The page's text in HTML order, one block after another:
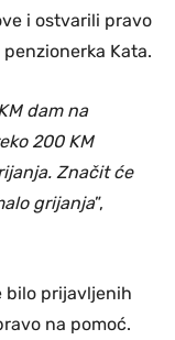
i ostvarili pravo
Kata.
dam na
200 KM
Značit će
grijanja”,
bilo prijavljenih
na pomoć.